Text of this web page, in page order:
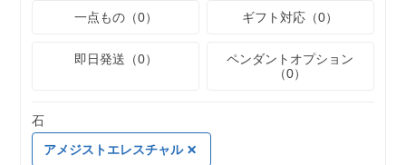
一点もの（0）
ギフト対応（0）
即日発送（0）
ペンダントオプション
（0）
石
アメジストエレスチャル